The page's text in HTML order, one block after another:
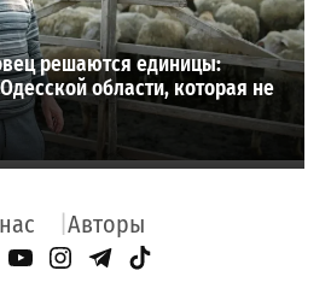
решаются единицы:
области, которая не
Авторы
Page
YouTube
Instagram
Telegram
TikTok